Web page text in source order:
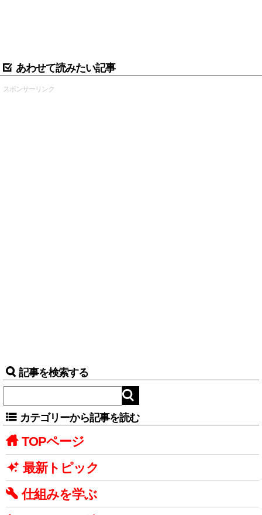
あわせて読みたい記事
スポンサーリンク
記事を検索する
カテゴリーから記事を読む
TOPページ
最新トピック
仕組みを学ぶ